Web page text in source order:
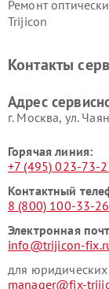
Ремонт
Trijicon
Контакты
Адрес
г. Москва, ул.
Горячая линия:
+7 (495) 023-73-
Контактный
8 (800) 100-33-26
Электронная
info@trijicon-
для
manager@fix-